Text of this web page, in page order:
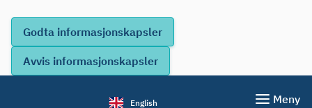
English Meny